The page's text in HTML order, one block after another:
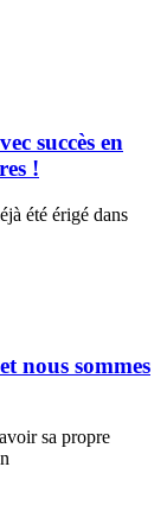
succès en
!
été érigé dans
nous sommes
sa propre